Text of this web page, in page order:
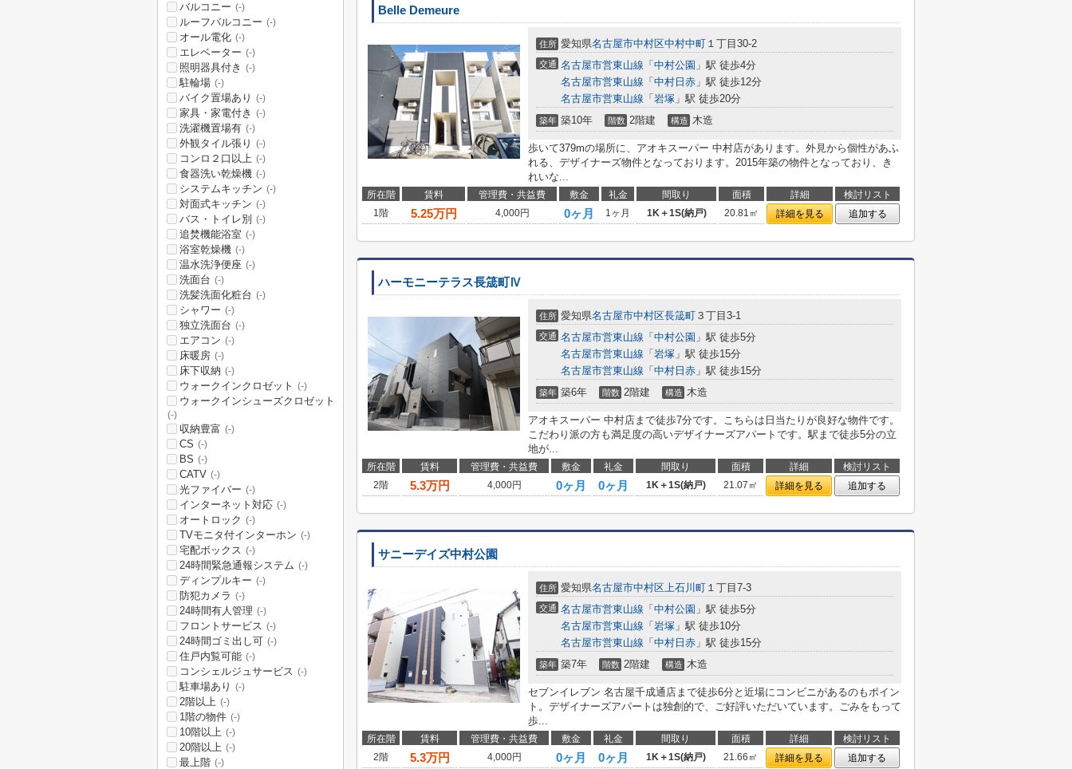
Belle Demeure
住所 愛知県名古屋市中村区中村中町 １丁目30-2
交通 名古屋市営東山線 「 中村公園 」駅 徒歩4分
名古屋市営東山線 「 中村日赤 」駅 徒歩12分
名古屋市営東山線 「 岩塚 」駅 徒歩20分
築年 築10年 階数 2階建 構造 木造
歩いて379mの場所に、アオキスーパー 中村店があります。外見から個性があふ
れる、デザイナーズ物件となっております。2015年築の物件となっており、き
れいな...
所在階 賃料 管理費・共益費 敷金 礼金 間取り 面積 詳細
検討リスト
1階
5.25万円 4,000円 0ヶ月 1ヶ月 1K＋1S(納戸) 20.81㎡ 詳細を見る 追加する
ハーモニーテラス長筬町Ⅳ
住所 愛知県名古屋市中村区長筬町 ３丁目3-1
交通 名古屋市営東山線 「 中村公園 」駅 徒歩5分
名古屋市営東山線 「 岩塚 」駅 徒歩15分
名古屋市営東山線 「 中村日赤 」駅 徒歩15分
築年 築6年 階数 2階建 構造 木造
アオキスーパー 中村店まで徒歩7分です。こちらは日当たりが良好な物件です。
こだわり派の方も満足度の高いデザイナーズアパートです。駅まで徒歩5分の立
地が...
所在階 賃料 管理費・共益費 敷金 礼金 間取り 面積 詳細
検討リスト
2階
5.3万円 4,000円 0ヶ月 0ヶ月 1K＋1S(納戸) 21.07㎡ 詳細を見る 追加する
サニーデイズ中村公園
住所 愛知県名古屋市中村区上石川町 １丁目7-3
交通 名古屋市営東山線 「 中村公園 」駅 徒歩5分
名古屋市営東山線 「 岩塚 」駅 徒歩10分
名古屋市営東山線 「 中村日赤 」駅 徒歩15分
築年 築7年 階数 2階建 構造 木造
セブンイレブン 名古屋千成通店まで徒歩6分と近場にコンビニがあるのもポイン
ト。デザイナーズアパートは独創的で、ご好評いただいています。ごみをもって
歩...
所在階 賃料 管理費・共益費 敷金 礼金 間取り 面積 詳細
検討リスト
2階
5.3万円 4,000円 0ヶ月 0ヶ月 1K＋1S(納戸) 21.66㎡ 詳細を見る 追加する
バルコニー (-)
ルーフバルコニー (-)
オール電化 (-)
エレベーター (-)
照明器具付き (-)
駐輪場 (-)
バイク置場あり (-)
家具・家電付き (-)
洗濯機置場有 (-)
外観タイル張り (-)
コンロ２口以上 (-)
食器洗い乾燥機 (-)
システムキッチン (-)
対面式キッチン (-)
バス・トイレ別 (-)
追焚機能浴室 (-)
浴室乾燥機 (-)
温水洗浄便座 (-)
洗面台 (-)
洗髪洗面化粧台 (-)
シャワー (-)
独立洗面台 (-)
エアコン (-)
床暖房 (-)
床下収納 (-)
ウォークインクロゼット (-)
ウォークインシューズクロゼット
(-)
収納豊富 (-)
CS (-)
BS (-)
CATV (-)
光ファイバー (-)
インターネット対応 (-)
オートロック (-)
TVモニタ付インターホン (-)
宅配ボックス (-)
24時間緊急通報システム (-)
ディンプルキー (-)
防犯カメラ (-)
24時間有人管理 (-)
フロントサービス (-)
24時間ゴミ出し可 (-)
住戸内覧可能 (-)
コンシェルジュサービス (-)
駐車場あり (-)
2階以上 (-)
1階の物件 (-)
10階以上 (-)
20階以上 (-)
最上階 (-)